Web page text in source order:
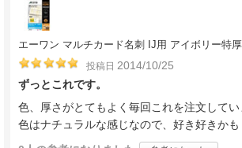
エーワン マルチカード名刺 IJ用 アイボリー特
投稿日 2014/10/25
ずっとこれです。
色、厚さがとてもよく毎回これを注文してい
色はナチュラルな感じなので、好き好きかも